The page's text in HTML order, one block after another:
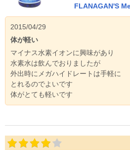
FLANAGAN'S
2015/04/29
体が軽い
マイナス水素イオンに興味があり
水素水は飲んでおりましたが
外出時にメガハイドレートは手軽に
とれるのでよいです
体がとても軽いです